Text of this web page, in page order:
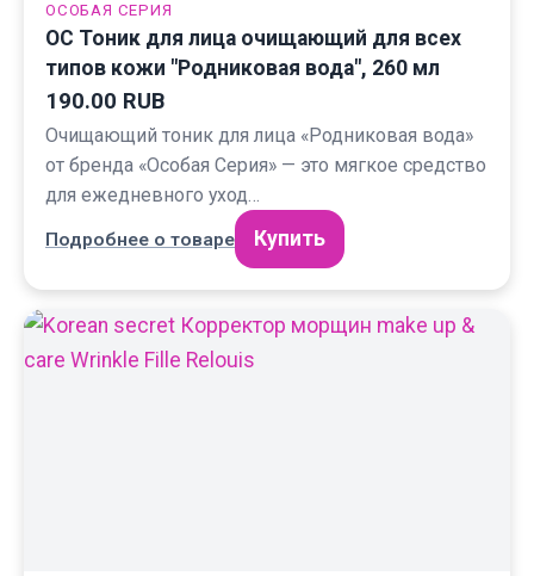
ОСОБАЯ СЕРИЯ
ОС Тоник для лица очищающий для всех
типов кожи "Родниковая вода", 260 мл
190.00 RUB
Очищающий тоник для лица «Родниковая вода»
от бренда «Особая Серия» — это мягкое средство
для ежедневного уход…
Подробнее о товаре Купить